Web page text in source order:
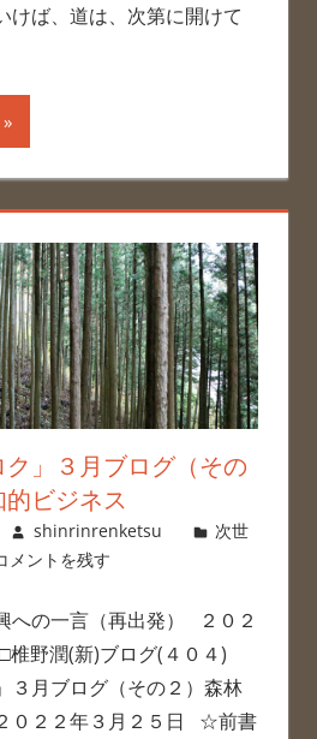
けば、道は、次第に開けて
ク」３月ブログ（その
ビジネス
shinrinrenketsu
次世
メントを残す
への一言（再出発） ２０２
野潤(新)ブログ(４０４)
３月ブログ（その２）森林
０２２年３月２５日 ☆前書